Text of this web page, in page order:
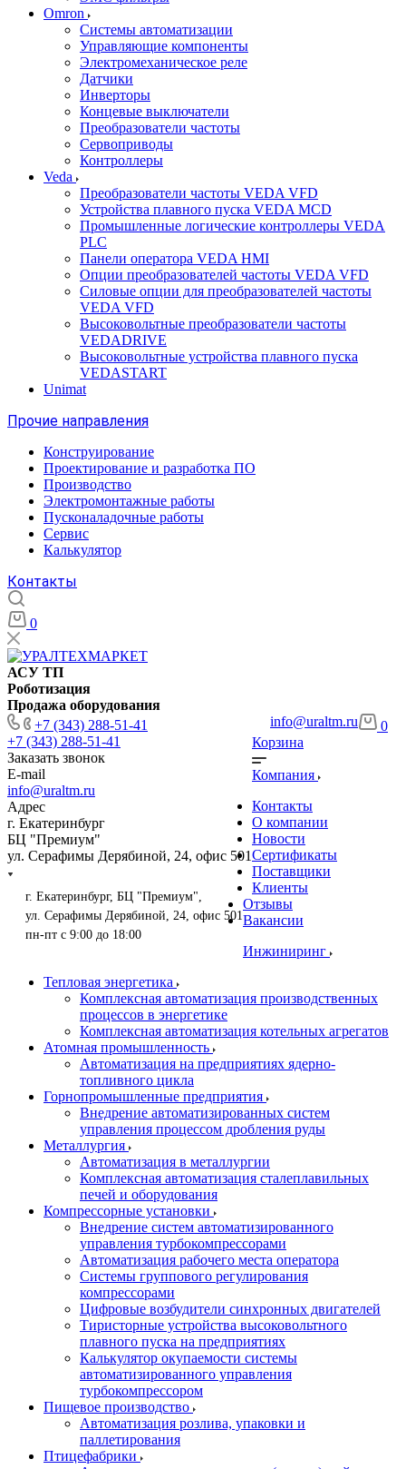
Omron
Системы автоматизации
Управляющие компоненты
Электромеханическое реле
Датчики
Инверторы
Концевые выключатели
Преобразователи частоты
Сервоприводы
Контроллеры
Veda
Преобразователи частоты VEDA VFD
Устройства плавного пуска VEDA MCD
Промышленные логические контроллеры VEDA
PLC
Панели оператора VEDA HMI
Опции преобразователей частоты VEDA VFD
Силовые опции для преобразователей частоты
VEDA VFD
Высоковольтные преобразователи частоты
VEDADRIVE
Высоковольтные устройства плавного пуска
VEDASTART
Unimat
Прочие направления
Конструирование
Проектирование и разработка ПО
Производство
Электромонтажные работы
Пусконаладочные работы
Сервис
Калькулятор
Контакты
0
АСУ ТП
Роботизация
Продажа оборудования
+7 (343) 288-51-41
+7 (343) 288-51-41
Заказать звонок
E-mail
info@uraltm.ru
Адрес
г. Екатеринбург
БЦ "Премиум"
ул. Серафимы Дерябиной, 24, офис 501
info@uraltm.ru
г. Екатеринбург, БЦ "Премиум",
ул. Серафимы Дерябиной, 24, офис 501
пн-пт с 9:00 до 18:00
0
Корзина
Компания
Контакты
О компании
Новости
Сертификаты
Поставщики
Клиенты
Отзывы
Вакансии
Инжиниринг
Тепловая энергетика
Комплексная автоматизация производственных
процессов в энергетике
Комплексная автоматизация котельных агрегатов
Атомная промышленность
Автоматизация на предприятиях ядерно-
топливного цикла
Горнопромышленные предприятия
Внедрение автоматизированных систем
управления процессом дробления руды
Металлургия
Автоматизация в металлургии
Комплексная автоматизация сталеплавильных
печей и оборудования
Компрессорные установки
Внедрение систем автоматизированного
управления турбокомпрессорами
Автоматизация рабочего места оператора
Системы группового регулирования
компрессорами
Цифровые возбудители синхронных двигателей
Тиристорные устройства высоковольтного
плавного пуска на предприятиях
Калькулятор окупаемости системы
автоматизированного управления
турбокомпрессором
Пищевое производство
Автоматизация розлива, упаковки и
паллетирования
Птицефабрики